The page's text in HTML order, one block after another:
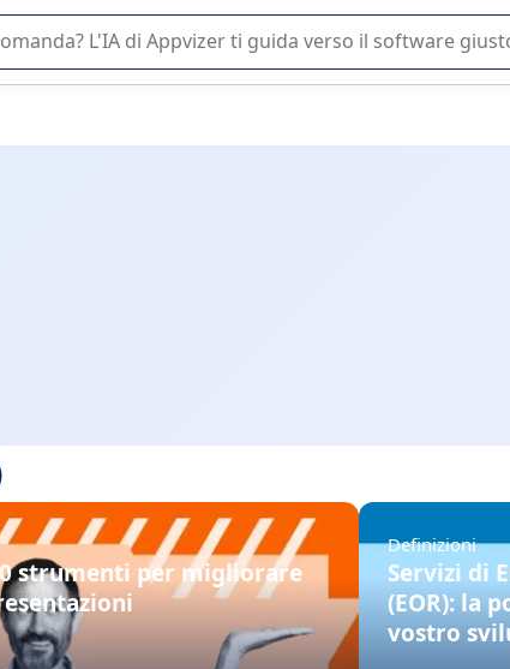
vi guida nell'utilizzo o nella scelta di un software SaaS per
strumenti per migliorare
Definizioni
Servizi di
(EOR): la
vostro